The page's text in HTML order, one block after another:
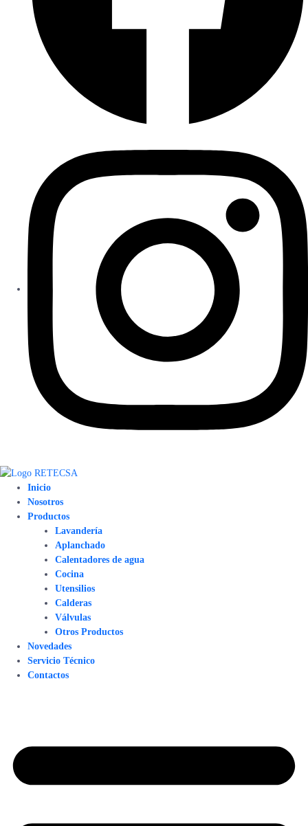
Inicio
Nosotros
Productos
Lavandería
Aplanchado
Calentadores de agua
Cocina
Utensilios
Calderas
Válvulas
Otros Productos
Novedades
Servicio Técnico
Contactos